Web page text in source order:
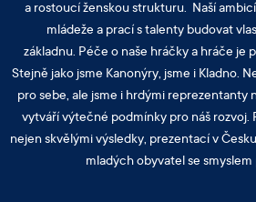
a rostoucí ženskou strukturu. Naší
mládeže a prací s talenty budovat
základnu. Péče o naše hráčky a hráče je
Stejně jako jsme Kanonýry, jsme i Kladno.
pro sebe, ale jsme i hrdými reprezentanty
vytváří výtečné podmínky pro náš rozvoj.
nejen skvělými výsledky, prezentací v
mladých obyvatel se smyslem